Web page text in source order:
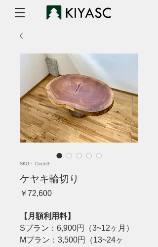
SKU： Circle3
ケヤキ輪切り
￥72,600価
【月額利用料】
Sプラン：6,900円（3~12ヶ月）
Mプラン：3,500円（13~24ヶ